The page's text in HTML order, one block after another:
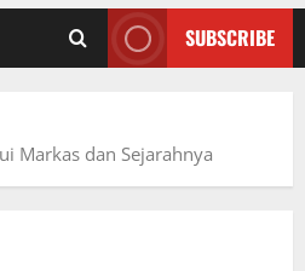
SUBSCRIBE
Markas dan Sejarahnya